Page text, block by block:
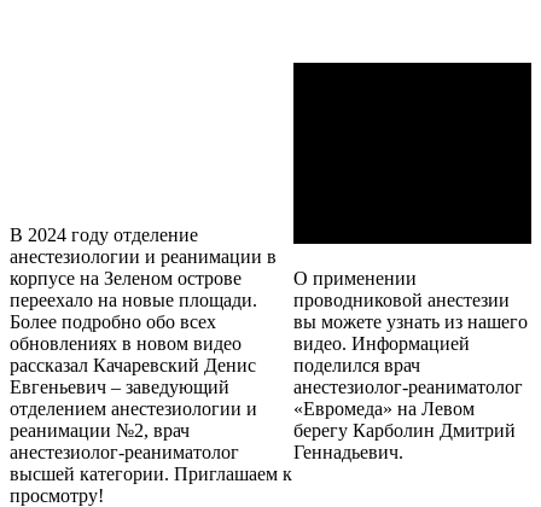
В 2024 году отделение
анестезиологии и реанимации в
корпусе на Зеленом острове
переехало на новые площади.
Более подробно обо всех
обновлениях в новом видео
рассказал Качаревский Денис
Евгеньевич – заведующий
отделением анестезиологии и
реанимации №2, врач
анестезиолог-реаниматолог
высшей категории. Приглашаем к
просмотру!
О применении
проводниковой анестезии
вы можете узнать из нашего
видео. Информацией
поделился врач
анестезиолог-реаниматолог
«Евромеда» на Левом
берегу Карболин Дмитрий
Геннадьевич.